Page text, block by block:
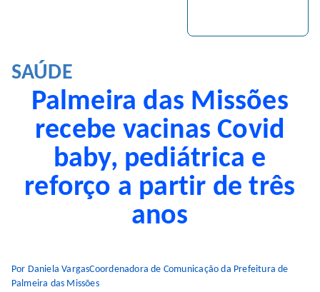
SAÚDE
Palmeira das Missões
recebe vacinas Covid
baby, pediátrica e
reforço a partir de três
anos
Por Daniela VargasCoordenadora de Comunicação da Prefeitura de
Palmeira das Missões